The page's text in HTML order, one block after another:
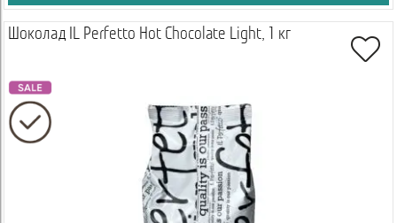
Шоколад IL Perfetto Hot Chocolate Light, 1 кг